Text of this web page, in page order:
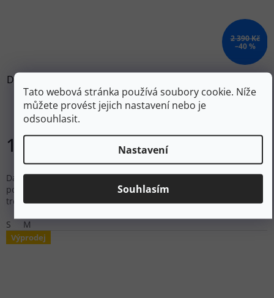
Tato webová stránka používá soubory cookie. Níže
můžete provést jejich nastavení nebo je
odsouhlasit.
Nastavení
Souhlasím
2 390 Kč
–40 %
DIRECT ALPINE Dámské kraťasy CRUISE SHORTS LADY 1.0
emerald/grey - tyrkysové
1 432 Kč
Dámské šortky CRUISE SHORTS LADY jsou oděruodolné,
pohodlné a stylové. Oblíbí si je všechny milovnice horolezectví,
trekkingu, nebo via ferraty.
S
M
Výprodej